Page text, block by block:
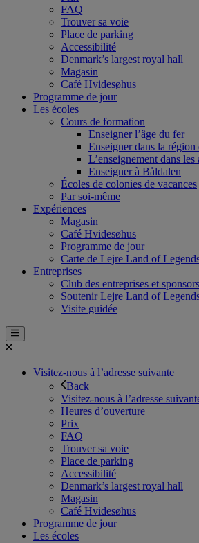
FAQ
Trouver sa voie
Place de parking
Accessibilité
Denmark’s largest royal hall
Magasin
Café Hvidesøhus
Programme de jour
Les écoles
Cours de formation
Enseigner l’âge du fer
Enseigner dans la
L’enseignement dans les
Enseigner à Båldalen
Écoles de colonies de vacances
Par soi-même
Expériences
Magasin
Café Hvidesøhus
Programme de jour
Carte de Lejre Land of
Entreprises
Club des entreprises et sponsors
Soutenir Lejre Land of
Visite guidée
Visitez-nous à l’adresse suivante
Back
Visitez-nous à l’adresse
Heures d’ouverture
Prix
FAQ
Trouver sa voie
Place de parking
Accessibilité
Denmark’s largest royal hall
Magasin
Café Hvidesøhus
Programme de jour
Les écoles